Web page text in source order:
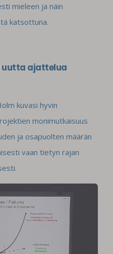
mieleen ja näin
katsottuna.
uutta ajattelua
kuvasi hyvin
monimutkaisuus
ja osapuolten määrän
vaan tietyn rajan